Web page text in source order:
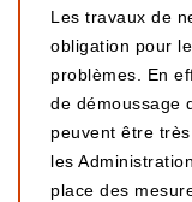
Les travaux de
obligation pour
problèmes. En
de démoussage
peuvent être
les
place des